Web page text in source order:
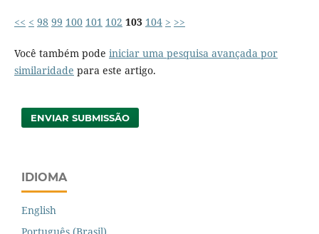
<< < 98 99 100 101 102 103 104 > >>
Você também pode iniciar uma pesquisa avançada por
similaridade para este artigo.
ENVIAR SUBMISSÃO
IDIOMA
English